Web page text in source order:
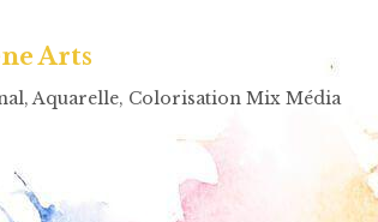
Arts
Aquarelle, Colorisation Mix Média